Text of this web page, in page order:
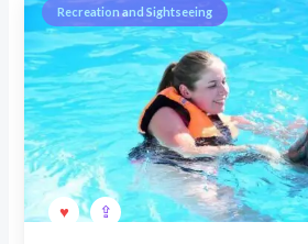
Recreation and Sightseeing